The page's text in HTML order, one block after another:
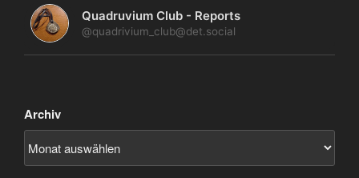
Quadruvium Club - Reports
@quadrivium_club@det.social
Archiv